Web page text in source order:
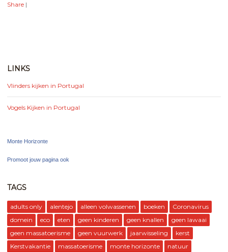
Share |
LINKS
Vlinders kijken in Portugal
Vogels Kijken in Portugal
Monte Horizonte
Promoot jouw pagina ook
TAGS
adults only alentejo alleen volwassenen boeken
Coronavirus
domein
eco eten geen kinderen geen knallen
geen lawaai
geen massatoerisme
geen vuurwerk jaarwisseling
kerst
Kerstvakantie
massatoerisme monte horizonte
natuur